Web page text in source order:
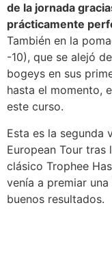
de la jornada
prácticamente
También en la
-10), que se alejó
bogeys en sus
hasta el momento,
este curso.
Esta es la segunda
European Tour tras
clásico Trophee
venía a premiar
buenos resultados.